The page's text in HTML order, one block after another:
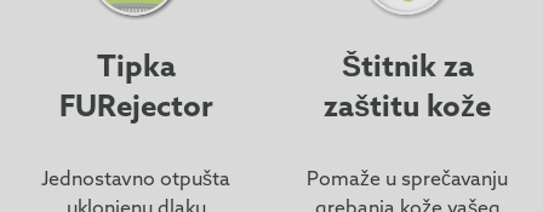
Tipka
FURejector
Jednostavno otpušta
Štitnik za
zaštitu kože
Pomaže u sprečavanju